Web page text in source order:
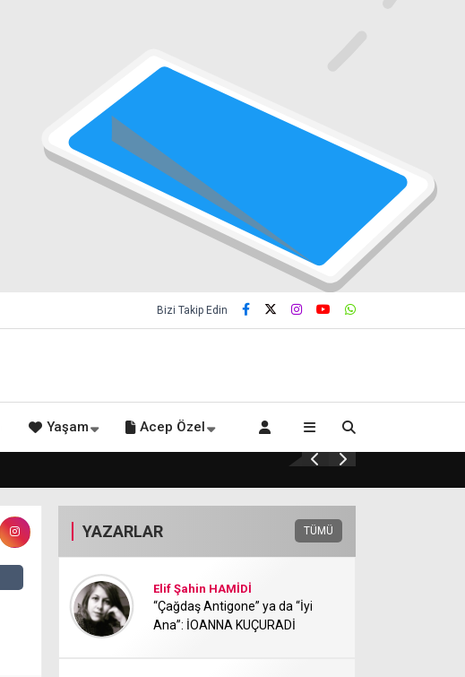
Bizi Takip Edin
Yaşam Acep Özel
21.YÜZYIL AYDINLANMASI, ARİSTOTELES
YAZARLAR TÜMÜ
Elif Şahin HAMİDİ
“Çağdaş Antigone” ya da “İyi
Ana”: İOANNA KUÇURADİ